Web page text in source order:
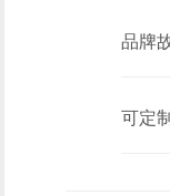
品牌
可定